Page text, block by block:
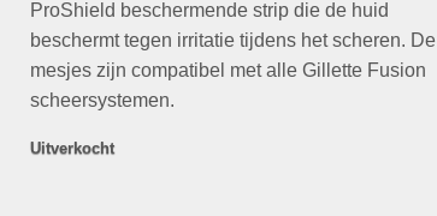
ProShield beschermende strip die de huid
beschermt tegen irritatie tijdens het scheren. De
mesjes zijn compatibel met alle Gillette Fusion
scheersystemen.
Uitverkocht